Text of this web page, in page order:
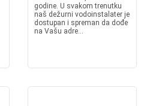
godine. U svakom trenutku
naš dežurni vodoinstalater je
dostupan i spreman da dođe
na Vašu adre...